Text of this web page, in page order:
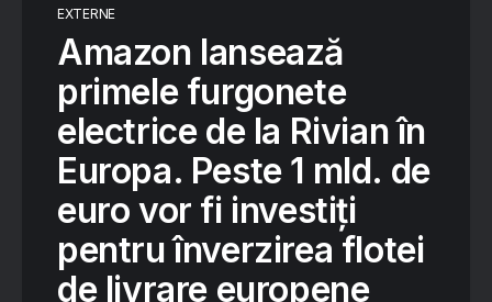
EXTERNE
Amazon lansează
primele furgonete
electrice de la Rivian în
Europa. Peste 1 mld. de
euro vor fi investiți
pentru înverzirea flotei
de livrare europene